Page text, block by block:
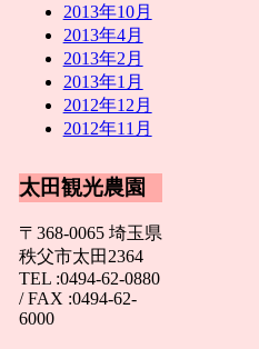
2013年10月
2013年4月
2013年2月
2013年1月
2012年12月
2012年11月
太田観光農園
〒368-0065 埼玉県
秩父市太田2364
TEL :0494-62-0880
/ FAX :0494-62-
6000